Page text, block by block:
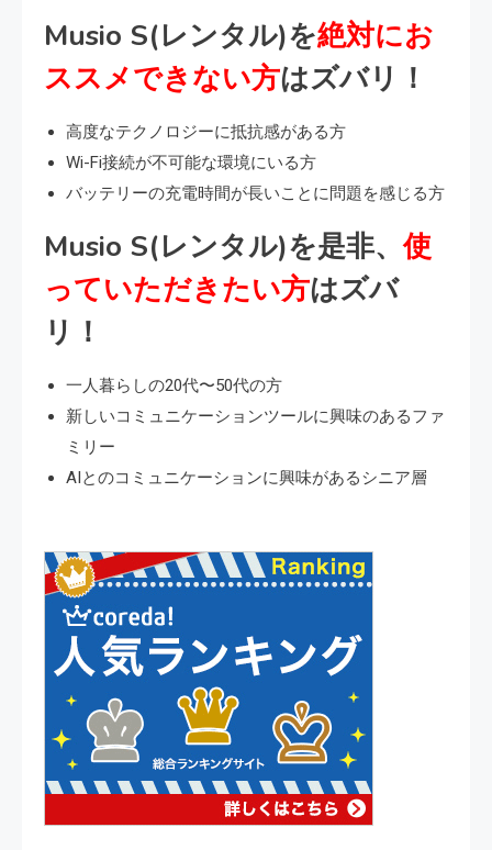
Musio S(レンタル)を絶対にお
ススメできない方はズバリ！
高度なテクノロジーに抵抗感がある方
Wi-Fi接続が不可能な環境にいる方
バッテリーの充電時間が長いことに問題を感じる方
Musio S(レンタル)を是非、使
っていただきたい方はズバ
リ！
一人暮らしの20代〜50代の方
新しいコミュニケーションツールに興味のあるファ
ミリー
AIとのコミュニケーションに興味があるシニア層